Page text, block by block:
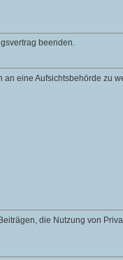
beenden.
eine Aufsichtsbehörde zu
die Nutzung von